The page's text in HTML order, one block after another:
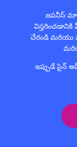
జపనీస్
విస్తరించడానికి
చేరండి మరియు
ఇప్పుడే సైన్